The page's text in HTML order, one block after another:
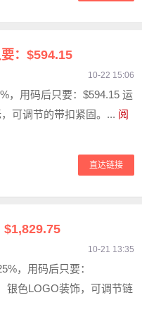
：$594.15‬
10-22 15:06
，用码后只要：$594.15‬ 运
可调节的带扣紧固。... 阅
直达链接
$1,829.75
10-21 13:35
，用码后只要：
银色LOGO装饰，可调节链